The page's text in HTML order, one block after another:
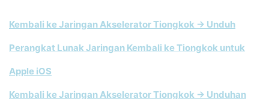
Kembali ke Jaringan Akselerator Tiongkok → Unduh
Perangkat Lunak Jaringan Kembali ke Tiongkok untuk
Apple iOS
Kembali ke Jaringan Akselerator Tiongkok → Unduhan